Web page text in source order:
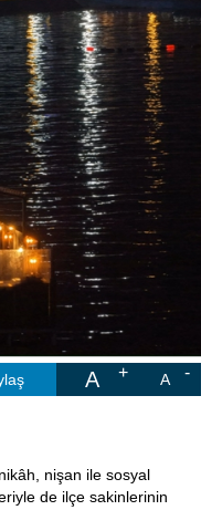
A A
nişan ile sosyal
de ilçe sakinlerinin